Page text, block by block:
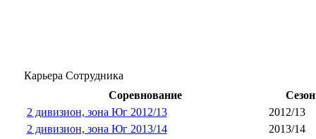
Карьера Сотрудника
Соревнование
Сезон
2 дивизион, зона Юг 2012/13
2012/13
2 дивизион, зона Юг 2013/14
2013/14